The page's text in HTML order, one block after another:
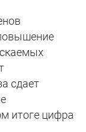
сдает
итоге цифра